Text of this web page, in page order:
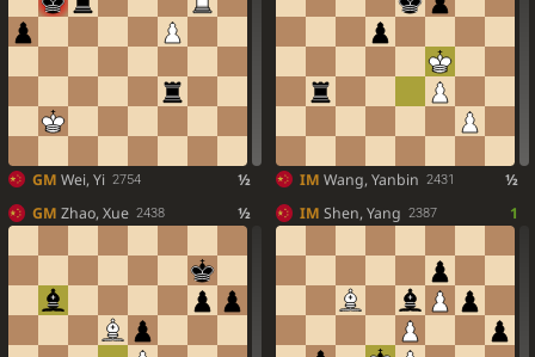
GM Wei, Yi 2754 ½ IM Wang, Yanbin 2431
½
GM Zhao, Xue 2438 ½ IM Shen, Yang 2387 1